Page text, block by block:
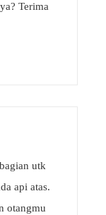
Terima
utk
api atas.
otangmu